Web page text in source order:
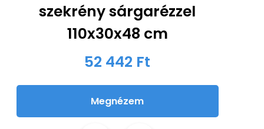
szekrény sárgarézzel
110x30x48 cm
52 442 Ft
Megnézem